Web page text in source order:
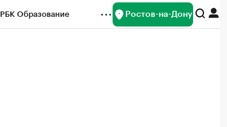
РБК Образование Ростов-на-Дону